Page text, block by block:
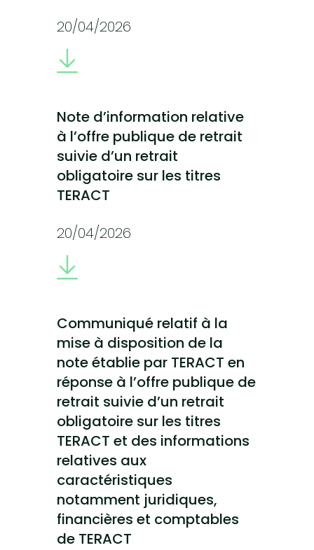
20/04/2026
Note d’information relative
à l’offre publique de retrait
suivie d’un retrait
obligatoire sur les titres
TERACT
20/04/2026
Communiqué relatif à la
mise à disposition de la
note établie par TERACT en
réponse à l’offre publique de
retrait suivie d’un retrait
obligatoire sur les titres
TERACT et des informations
relatives aux
caractéristiques
notamment juridiques,
financières et comptables
de TERACT